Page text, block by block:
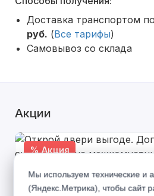
Доставка транспортом
руб. (Все тарифы)
Самовывоз со склада
Акции
% Акция
Мы используем технические и
(Яндекс.Метрика), чтобы сайт